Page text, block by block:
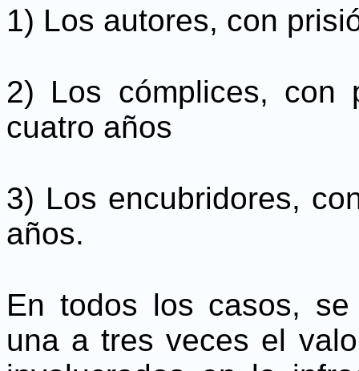
1) Los autores, con
2) Los cómplices, con
cuatro años
3) Los encubridores,
años.
En todos los casos,
una a tres veces el